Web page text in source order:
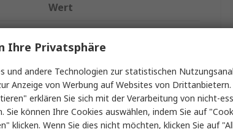
Wert
M3
8mm
Ihre Privatsphäre
und andere Technologien zur statistischen
Anzeige von Werbung auf Websites von
erklären Sie sich mit der Verarbeitung von nicht-
Sie können Ihre Cookies auswählen, indem Sie auf
klicken. Wenn Sie dies nicht möchten, klicken Sie auf